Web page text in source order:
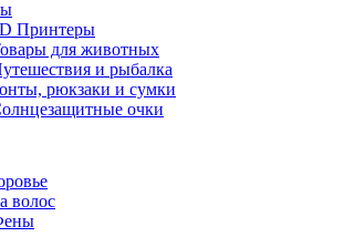
Принтеры
для животных
и рыбалка
рюкзаки и сумки
очки
волос